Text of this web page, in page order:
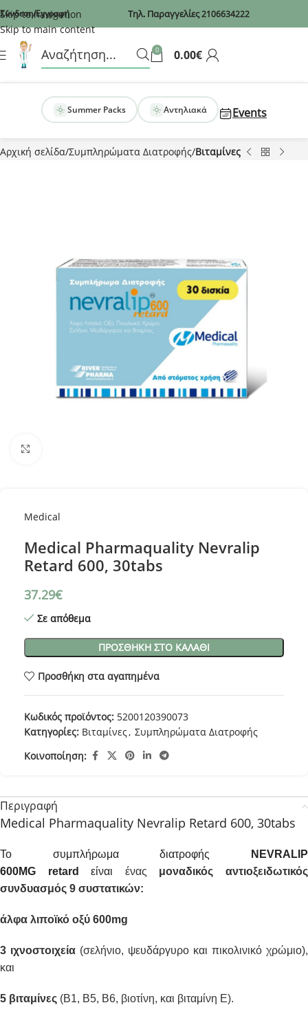
Recaptcha
Skip to navigation
Skip to main content
Σύνδεση/Εγγραφή Τηλ. Παραγγελίες2106634222
0 0.00€
Summer Packs Αντηλιακά Events
Αρχική σελίδα Συμπληρώματα Διατροφής Βιταμίνες
Medical
Medical Pharmaquality Nevralip
Retard 600, 30tabs
37.29€
Σε απόθεμα
ΠΡΟΣΘΉΚΗ ΣΤΟ ΚΑΛΆΘΙ
Προσθήκη στα αγαπημένα
Κωδικός προϊόντος: 5200120390073
Κατηγορίες: Βιταμίνες, Συμπληρώματα Διατροφής
Κοινοποίηση:
Περιγραφή
Medical Pharmaquality Nevralip Retard 600, 30tabs
Το συμπλήρωμα διατροφής
NEVRALIP
600MG retard είναι ένας μοναδικός αντιοξειδωτικός
συνδυασμός 9 συστατικών:
άλφα λιποϊκό οξύ 600mg
3 ιχνοστοιχεία (σελήνιο, ψευδάργυρο και πικολινικό χρώμιο),
και
5 βιταμίνες (Β1, Β5, Β6, βιοτίνη, και βιταμίνη Ε).